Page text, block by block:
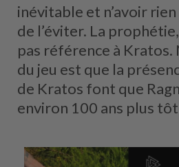
inévitable et n’avoir
de l’éviter. La
pas référence à Kratos.
du jeu est que la
de Kratos font que
environ 100 ans plus